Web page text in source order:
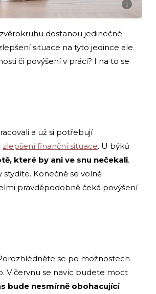
i
dostanou jedinečné
situace na tyto jedince ale
či povýšení v práci? I na to se
a už si potřebují
zlepšení finanční situace. U býků
které by ani ve snu nečekali.
stydíte. Konečně se volně
pravděpodobně čeká povýšení
se po možnostech
V červnu se navíc budete moct
bude nesmírně obohacující.